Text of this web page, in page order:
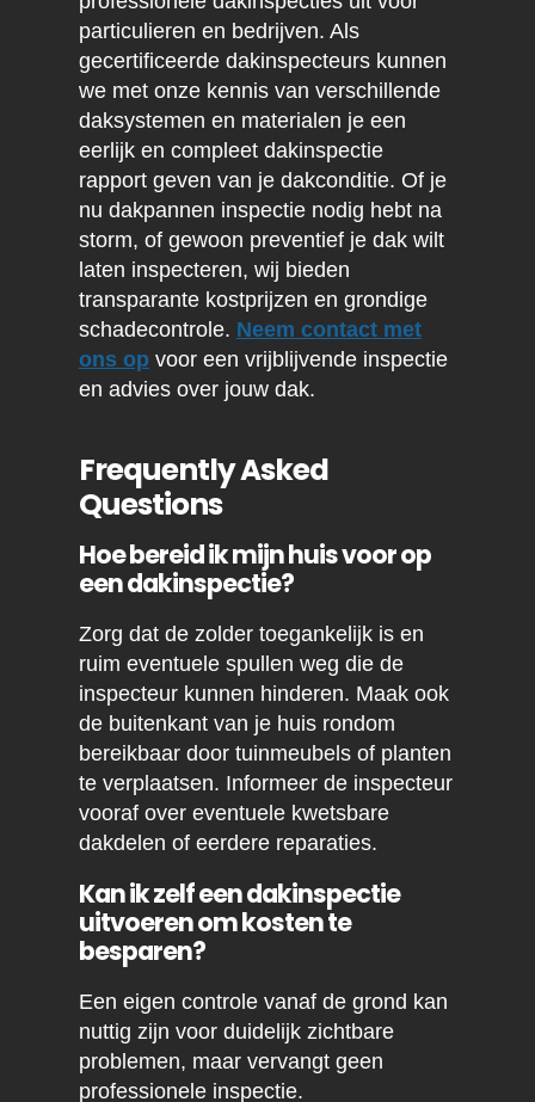
particulieren en bedrijven. Als
gecertificeerde dakinspecteurs kunnen
we met onze kennis van verschillende
daksystemen en materialen je een
eerlijk en compleet dakinspectie
rapport geven van je dakconditie. Of je
nu dakpannen inspectie nodig hebt na
storm, of gewoon preventief je dak wilt
laten inspecteren, wij bieden
transparante kostprijzen en grondige
schadecontrole. Neem contact met
ons opvoor een vrijblijvende inspectie
en advies over jouw dak.
Frequently Asked
Questions
Hoe bereid ik mijn huis voor op
een dakinspectie?
Zorg dat de zolder toegankelijk is en
ruim eventuele spullen weg die de
inspecteur kunnen hinderen. Maak ook
de buitenkant van je huis rondom
bereikbaar door tuinmeubels of planten
te verplaatsen. Informeer de inspecteur
vooraf over eventuele kwetsbare
dakdelen of eerdere reparaties.
Kan ik zelf een dakinspectie
uitvoeren om kosten te
besparen?
Een eigen controle vanaf de grond kan
nuttig zijn voor duidelijk zichtbare
problemen, maar vervangt geen
professionele inspectie.